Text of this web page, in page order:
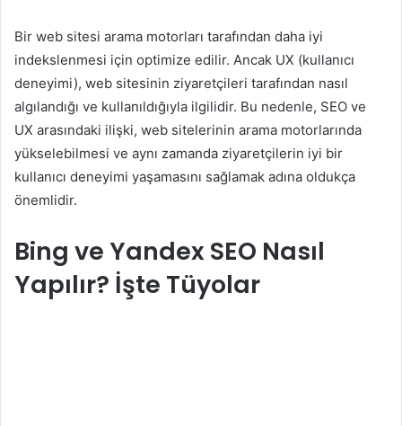
Bir web sitesi arama motorları tarafından daha iyi
indekslenmesi için optimize edilir. Ancak UX (kullanıcı
deneyimi), web sitesinin ziyaretçileri tarafından nasıl
algılandığı ve kullanıldığıyla ilgilidir. Bu nedenle, SEO ve
UX arasındaki ilişki, web sitelerinin arama motorlarında
yükselebilmesi ve aynı zamanda ziyaretçilerin iyi bir
kullanıcı deneyimi yaşamasını sağlamak adına oldukça
önemlidir.
Bing ve Yandex SEO Nasıl
Yapılır? İşte Tüyolar